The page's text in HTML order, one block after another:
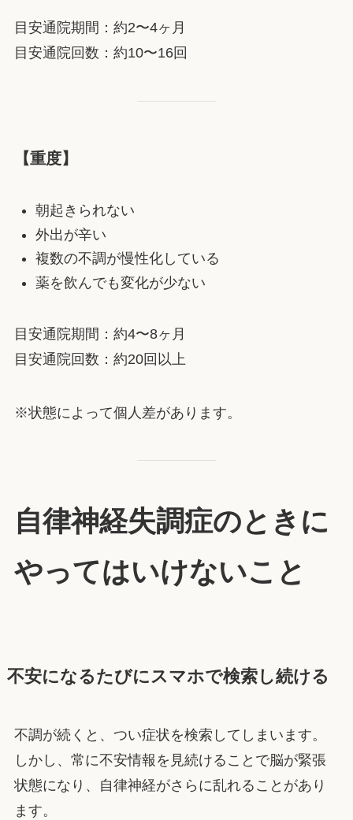
目安通院期間：約2〜4ヶ月
目安通院回数：約10〜16回
【重度】
朝起きられない
外出が辛い
複数の不調が慢性化している
薬を飲んでも変化が少ない
目安通院期間：約4〜8ヶ月
目安通院回数：約20回以上
※状態によって個人差があります。
自律神経失調症のときに
やってはいけないこと
不安になるたびにスマホで検索し続ける
不調が続くと、つい症状を検索してしまいます。
しかし、常に不安情報を見続けることで脳が緊張
状態になり、自律神経がさらに乱れることがあり
ます。